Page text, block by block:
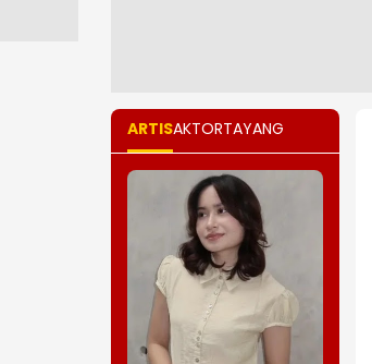
ARTISAKTORTAYANG